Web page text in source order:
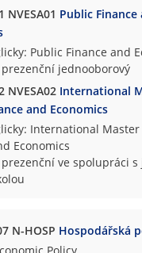
NVESA01 Public Finance
Public Finance and
jednooborový
NVESA02 International
and Economics
International
Economics
ve spolupráci s
N-HOSP Hospodářská